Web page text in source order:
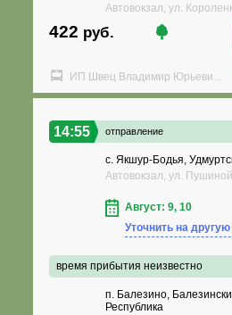
Автовокзал, ул.
422 руб.
ИП Швец Владимир Юрьеви...
14:55 отправление
с. Якшур-Бодья,
Автовокзал, ул.
Август: 9, 10
Уточнить на другую
время прибытия неизвестно
п. Балезино,
Республика